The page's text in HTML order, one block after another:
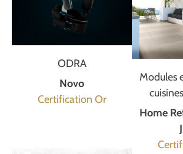
ODRA
Novo
Certification Or
Modules
Home